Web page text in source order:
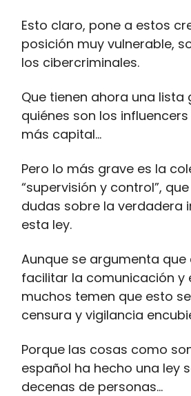
Esto claro, pone a estos
posición muy vulnerable,
los cibercriminales.
Que tienen ahora una lista
quiénes son los
más capital…
Pero lo más grave es la
“supervisión y control”,
dudas sobre la verdadera
esta ley.
Aunque se argumenta que
facilitar la comunicación y
muchos temen que esto
censura y vigilancia
Porque las cosas como
español ha hecho una ley
decenas de personas…